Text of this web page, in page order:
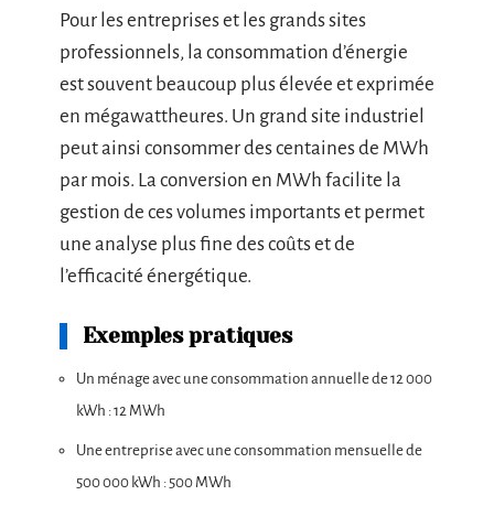
Pour les entreprises et les grands sites
professionnels, la consommation d’énergie
est souvent beaucoup plus élevée et exprimée
en mégawattheures. Un grand site industriel
peut ainsi consommer des centaines de MWh
par mois. La conversion en MWh facilite la
gestion de ces volumes importants et permet
une analyse plus fine des coûts et de
l’efficacité énergétique.
Exemples pratiques
Un ménage avec une consommation annuelle de 12 000
kWh : 12 MWh
Une entreprise avec une consommation mensuelle de
500 000 kWh : 500 MWh